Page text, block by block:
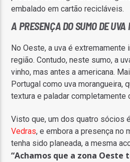
embalado em cartão recicláveis.
A PRESENÇA DO SUMO DE
No Oeste, a uva é extremamente
região. Contudo, neste sumo, a
vinho, mas antes a americana.
Portugal como uva morangueira,
textura e paladar completamente
Visto que, um dos quatro sócios
Vedras, e embora a presença no
tenha sido planeada, a mesma
“Achamos que a zona Oeste